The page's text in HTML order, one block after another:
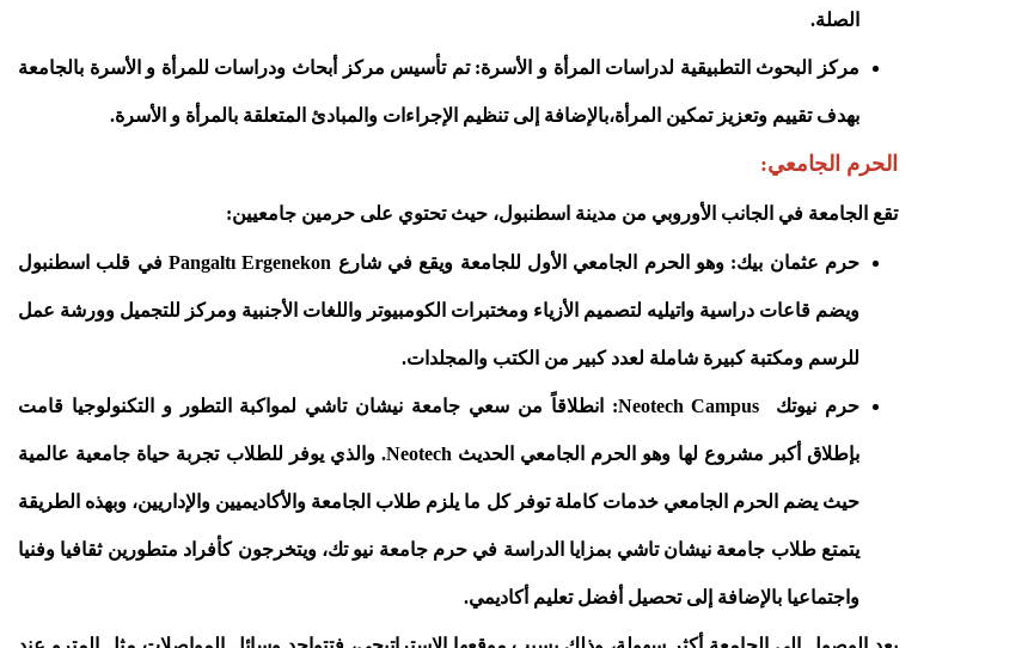
الصلة.
مركز البحوث التطبيقية لدراسات المرأة و الأسرة: تم تأسيس مركز أبحاث ودراسات للمرأة و الأسرة بالجامعة
بهدف تقييم وتعزيز تمكين المرأة،بالإضافة إلى تنظيم الإجراءات والمبادئ المتعلقة بالمرأة و الأسرة.
الحرم الجامعي:
تقع الجامعة في الجانب الأوروبي من مدينة اسطنبول، حيث تحتوي على حرمين جامعيين:
حرم عثمان بيك: وهو الحرم الجامعي الأول للجامعة ويقع في شارع Pangaltı Ergenekon في قلب اسطنبول
ويضم قاعات دراسية واتيليه لتصميم الأزياء ومختبرات الكومبيوتر واللغات الأجنبية ومركز للتجميل وورشة عمل
للرسم ومكتبة كبيرة شاملة لعدد كبير من الكتب والمجلدات.
حرم نيوتك Neotech Campus: انطلاقاً من سعي جامعة نيشان تاشي لمواكبة التطور و التكنولوجيا قامت
بإطلاق أكبر مشروع لها وهو الحرم الجامعي الحديث Neotech. والذي يوفر للطلاب تجربة حياة جامعية عالمية
حيث يضم الحرم الجامعي خدمات كاملة توفر كل ما يلزم طلاب الجامعة والأكاديميين والإداريين، وبهذه الطريقة
يتمتع طلاب جامعة نيشان تاشي بمزايا الدراسة في حرم جامعة نيو تك، ويتخرجون كأفراد متطورين ثقافيا وفنيا
واجتماعيا بالإضافة إلى تحصيل أفضل تعليم أكاديمي.